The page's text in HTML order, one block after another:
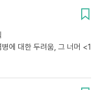
에 대한 두려움, 그 너머 <1